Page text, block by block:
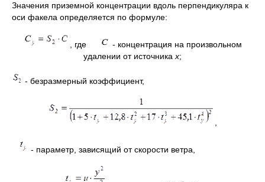
Значения приземной концентрации вдоль перпендикуляра к
оси факела определяется по формуле:
, где
- концентрация на произвольном
удалении от источника х;
- безразмерный коэффициент,
- параметр, зависящий от скорости ветра,